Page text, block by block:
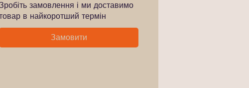
замовлення і ми доставимо
в найкоротший термін
Замовити